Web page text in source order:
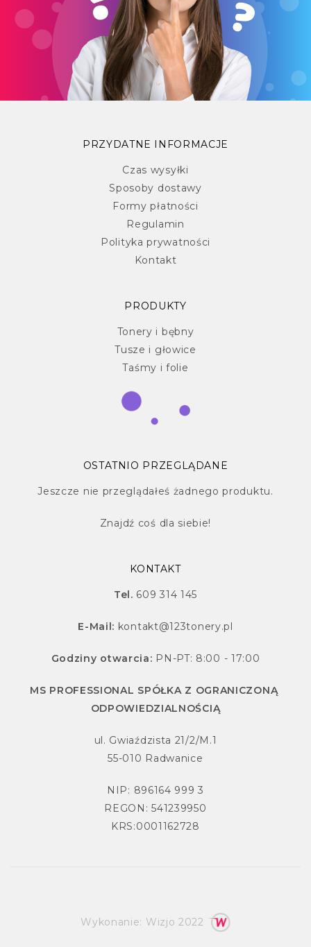
PRZYDATNE INFORMACJE
Czas wysyłki
Sposoby dostawy
Formy płatności
Regulamin
Polityka prywatności
Kontakt
PRODUKTY
Tonery i bębny
Tusze i głowice
Taśmy i folie
OSTATNIO PRZEGLĄDANE
Jeszcze nie przeglądałeś żadnego produktu.
Znajdź coś dla siebie!
KONTAKT
Tel. 609 314 145
E-Mail: kontakt@123tonery.pl
Godziny otwarcia: PN-PT: 8:00 - 17:00
MS PROFESSIONAL SPÓŁKA Z OGRANICZONĄ
ODPOWIEDZIALNOŚCIĄ
ul. Gwiaździsta 21/2/M.1
55-010 Radwanice
NIP: 896164 999 3
REGON: 541239950
KRS:0001162728
Wykonanie: Wizjo 2022